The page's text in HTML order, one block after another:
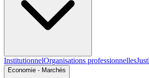
InstitutionnelOrganisations professionnelles
Economie - Marchés